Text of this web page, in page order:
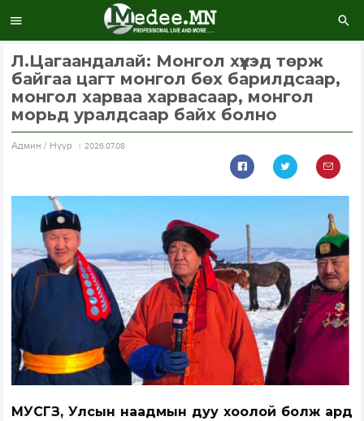
Л.Цагаандалай: Монгол хүүхэд төрж
байгаа цагт монгол бөх барилдсаар,
монгол харваа харвасаар, монгол
морьд уралдсаар байх болно
Aдмин / Нүүр 2026.07.08
МУСГЗ,Улсын наадмын дуу хоолой болж ард